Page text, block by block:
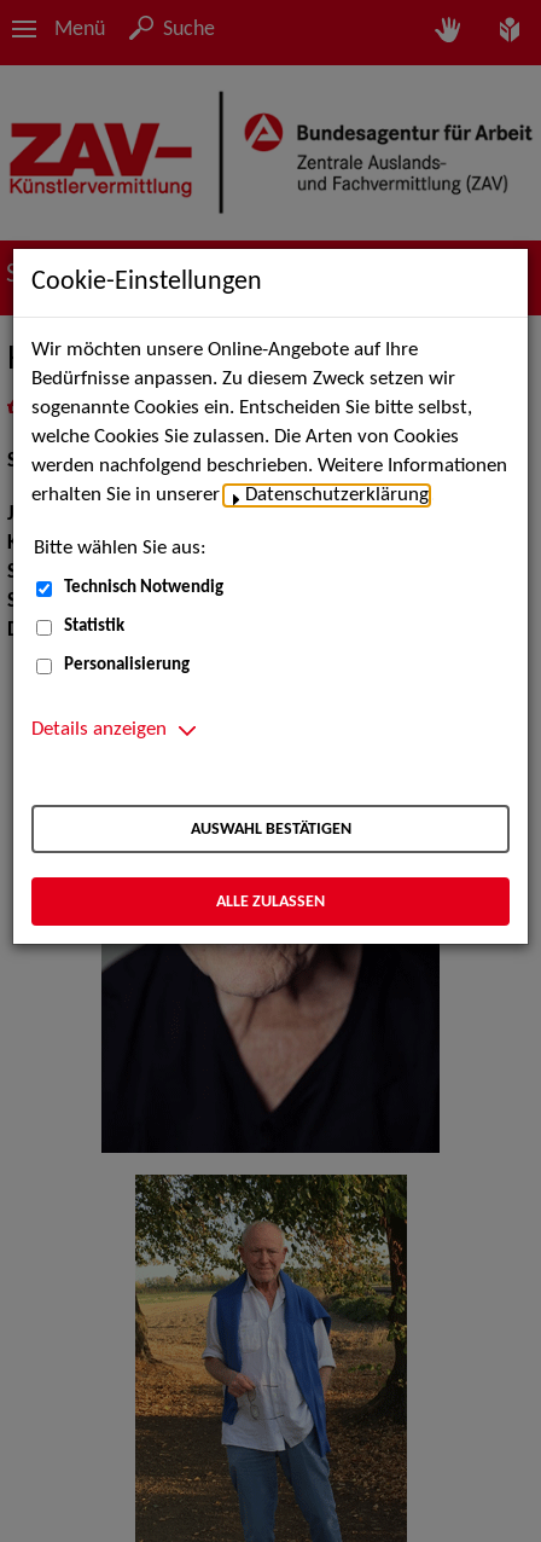
Menü Suche
Suche nach Künstler*innen
Harry Wolff
als PDF speichern
inMeine Merklistelegen
Schauspiel:Film und TV
Jahrgang:
Körpergröße:181 cm
Stimmlage:
Sprachen:
Englisch, Italienisch
Dialekte:Berlinerisch, Ruhrdeutsch
Cookie-Einstellungen
Wir möchten unsere Online-Angebote auf Ihre
Bedürfnisse anpassen. Zu diesem Zweck setzen wir
sogenannte Cookies ein. Entscheiden Sie bitte selbst,
welche Cookies Sie zulassen. Die Arten von Cookies
werden nachfolgend beschrieben. Weitere Informationen
erhalten Sie in unserer
Datenschutzerklärung
Bitte wählen Sie aus:
Technisch Notwendig
Statistik
Personalisierung
Details anzeigen
AUSWAHL BESTÄTIGEN
ALLE ZULASSEN